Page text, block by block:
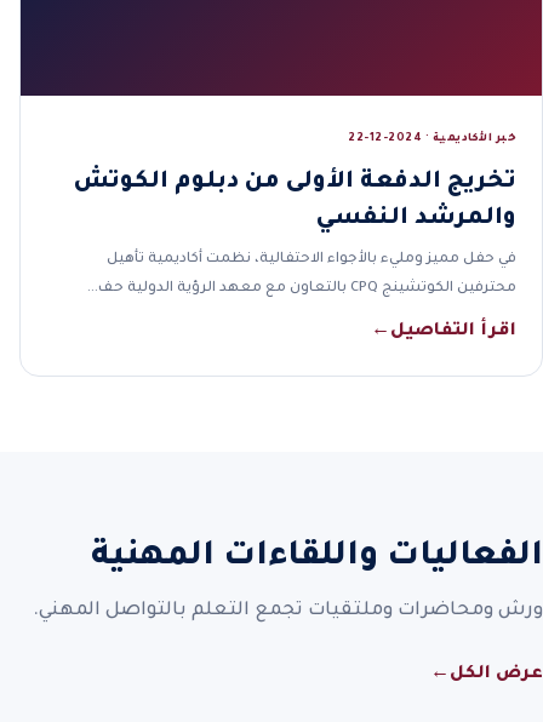
خبر الأكاديمية · 2024-12-22
تخريج الدفعة الأولى من دبلوم الكوتش
والمرشد النفسي
في حفل مميز ومليء بالأجواء الاحتفالية، نظمت أكاديمية تأهيل
محترفين الكوتشينج CPQ بالتعاون مع معهد الرؤية الدولية حف…
اقرأ التفاصيل ←
الفعاليات واللقاءات المهنية
ورش ومحاضرات وملتقيات تجمع التعلم بالتواصل المهني.
عرض الكل ←